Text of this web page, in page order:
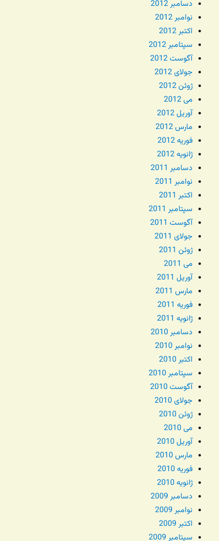
دسامبر 2012
نوامبر 2012
اکتبر 2012
سپتامبر 2012
آگوست 2012
جولای 2012
ژوئن 2012
می 2012
آوریل 2012
مارس 2012
فوریه 2012
ژانویه 2012
دسامبر 2011
نوامبر 2011
اکتبر 2011
سپتامبر 2011
آگوست 2011
جولای 2011
ژوئن 2011
می 2011
آوریل 2011
مارس 2011
فوریه 2011
ژانویه 2011
دسامبر 2010
نوامبر 2010
اکتبر 2010
سپتامبر 2010
آگوست 2010
جولای 2010
ژوئن 2010
می 2010
آوریل 2010
مارس 2010
فوریه 2010
ژانویه 2010
دسامبر 2009
نوامبر 2009
اکتبر 2009
سپتامبر 2009